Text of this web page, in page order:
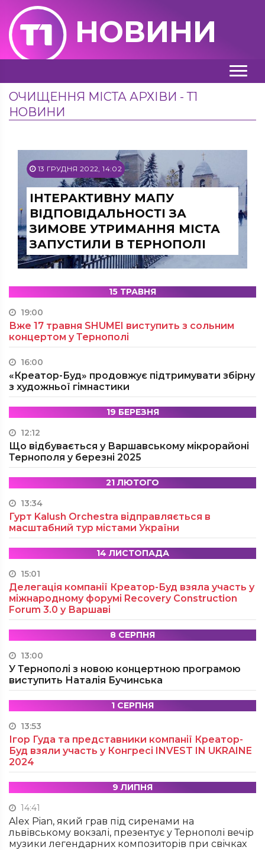
НОВИНИ
ОЧИЩЕННЯ МІСТА АРХІВИ - Т1
НОВИНИ
13 ГРУДНЯ 2022, 14:02
ІНТЕРАКТИВНУ МАПУ
ВІДПОВІДАЛЬНОСТІ ЗА
ЗИМОВЕ УТРИМАННЯ МІСТА
ЗАПУСТИЛИ В ТЕРНОПОЛІ
15 ТРАВНЯ
19:00
Вже 17 травня SHUMEI виступить з сольним
концертом у Тернополі
16:00
«Креатор-Буд» продовжує підтримувати збірну
з художньої гімнастики
19 БЕРЕЗНЯ
12:12
Що відбувається у Варшавському мікрорайоні
Тернополя у березні 2025
21 ЛЮТОГО
13:34
Гурт Kalush Orchestra відправляється в
масштабний тур містами України
14 ЛИСТОПАДА
15:01
Делегація компанії Креатор-Буд взяла участь у
міжнародному форумі Recovery Construction
Forum 3.0 у Варшаві
8 СЕРПНЯ
13:00
У Тернополі з новою концертною програмою
виступить Наталія Бучинська
1 СЕРПНЯ
13:53
Ігор Гуда та представники компанії Креатор-
Буд взяли участь у Конгресі INVEST IN UKRAINE
2024
9 ЛИПНЯ
14:41
Alex Pian, який грав під сиренами на
львівському вокзалі, презентує у Тернополі вечір
музики легендарних композиторів при свічках